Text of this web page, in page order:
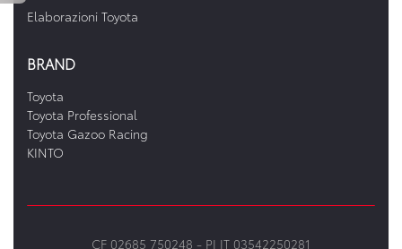
Elaborazioni Toyota
BRAND
Toyota
Toyota Professional
Toyota Gazoo Racing
KINTO
CF 02685 750248 - PI IT 03542250281